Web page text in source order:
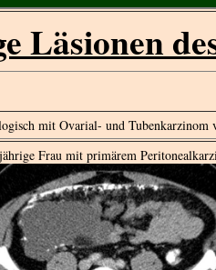
Läsionen
mit Ovarial- und Tubenkarzinom
Frau mit primärem